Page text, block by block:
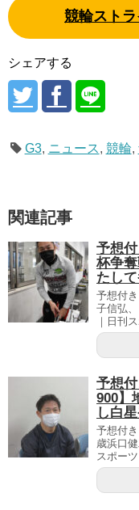
競輪スト
シェアする
G3, ニュース, 競輪,
関連記事
予想
杯争
たし
予想付
子信弘
｜日刊
予想
900】
し白
予想付
歳浜口
スポーツ